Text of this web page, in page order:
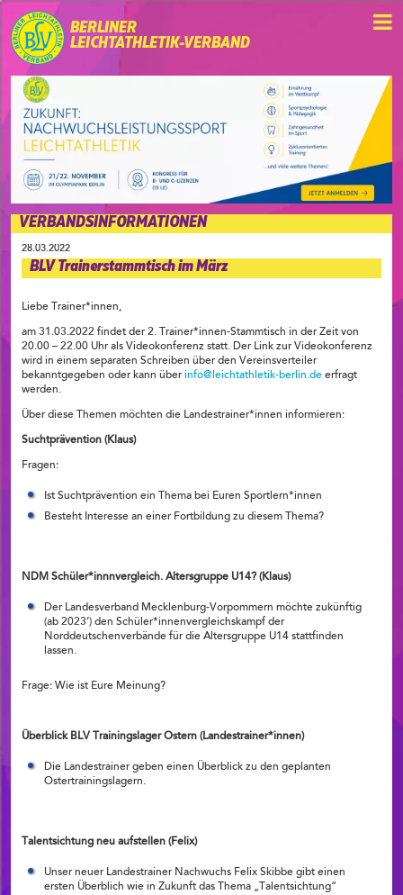
BERLINER
LEICHTATHLETIK-VERBAND
VERBANDSINFORMATIONEN
28.03.2022
BLV Trainerstammtisch im März
Liebe Trainer*innen,
am 31.03.2022 findet der 2. Trainer*innen-Stammtisch in der Zeit von
20.00 – 22.00 Uhr als Videokonferenz statt. Der Link zur Videokonferenz
wird in einem separaten Schreiben über den Vereinsverteiler
bekanntgegeben oder kann über info@leichtathletik-berlin.de erfragt
werden.
Über diese Themen möchten die Landestrainer*innen informieren:
Suchtprävention (Klaus)
Fragen:
Ist Suchtprävention ein Thema bei Euren Sportlern*innen
Besteht Interesse an einer Fortbildung zu diesem Thema?
NDM Schüler*innnvergleich. Altersgruppe U14? (Klaus)
Der Landesverband Mecklenburg-Vorpommern möchte zukünftig
(ab 2023‘) den Schüler*innenvergleichskampf der
Norddeutschenverbände für die Altersgruppe U14 stattfinden
lassen.
Frage: Wie ist Eure Meinung?
Überblick BLV Trainingslager Ostern (Landestrainer*innen)
Die Landestrainer geben einen Überblick zu den geplanten
Ostertrainingslagern.
Talentsichtung neu aufstellen (Felix)
Unser neuer Landestrainer Nachwuchs Felix Skibbe gibt einen
ersten Überblich wie in Zukunft das Thema „Talentsichtung“